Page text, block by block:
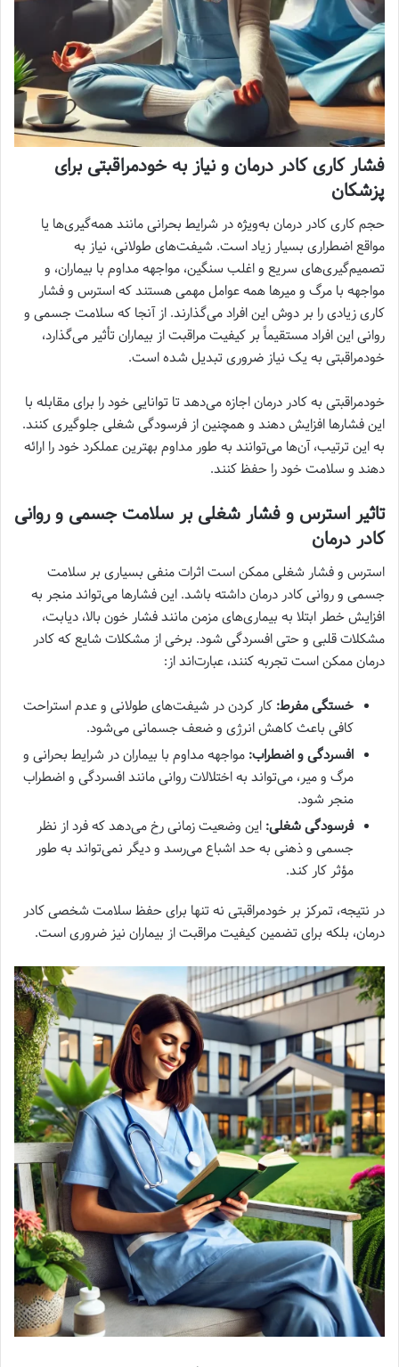
فشار کاری کادر درمان و نیاز به خودمراقبتی برای
پزشکان
حجم کاری کادر درمان به‌ویژه در شرایط بحرانی مانند همه‌گیری‌ها یا
مواقع اضطراری بسیار زیاد است. شیفت‌های طولانی، نیاز به
تصمیم‌گیری‌های سریع و اغلب سنگین، مواجهه مداوم با بیماران، و
مواجهه با مرگ و میرها همه عوامل مهمی هستند که استرس و فشار
کاری زیادی را بر دوش این افراد می‌گذارند. از آنجا که سلامت جسمی و
روانی این افراد مستقیماً بر کیفیت مراقبت از بیماران تأثیر می‌گذارد،
خودمراقبتی به یک نیاز ضروری تبدیل شده است.
خودمراقبتی به کادر درمان اجازه می‌دهد تا توانایی خود را برای مقابله با
این فشارها افزایش دهند و همچنین از فرسودگی شغلی جلوگیری کنند.
به این ترتیب، آن‌ها می‌توانند به طور مداوم بهترین عملکرد خود را ارائه
دهند و سلامت خود را حفظ کنند.
تاثیر استرس و فشار شغلی بر سلامت جسمی و روانی
کادر درمان
استرس و فشار شغلی ممکن است اثرات منفی بسیاری بر سلامت
جسمی و روانی کادر درمان داشته باشد. این فشارها می‌تواند منجر به
افزایش خطر ابتلا به بیماری‌های مزمن مانند فشار خون بالا، دیابت،
مشکلات قلبی و حتی افسردگی شود. برخی از مشکلات شایع که کادر
درمان ممکن است تجربه کنند، عبارت‌اند از:
خستگی مفرط: کار کردن در شیفت‌های طولانی و عدم استراحت
کافی باعث کاهش انرژی و ضعف جسمانی می‌شود.
افسردگی و اضطراب: مواجهه مداوم با بیماران در شرایط بحرانی و
مرگ و میر، می‌تواند به اختلالات روانی مانند افسردگی و اضطراب
منجر شود.
فرسودگی شغلی: این وضعیت زمانی رخ می‌دهد که فرد از نظر
جسمی و ذهنی به حد اشباع می‌رسد و دیگر نمی‌تواند به طور
مؤثر کار کند.
در نتیجه، تمرکز بر خودمراقبتی نه تنها برای حفظ سلامت شخصی کادر
درمان، بلکه برای تضمین کیفیت مراقبت از بیماران نیز ضروری است.